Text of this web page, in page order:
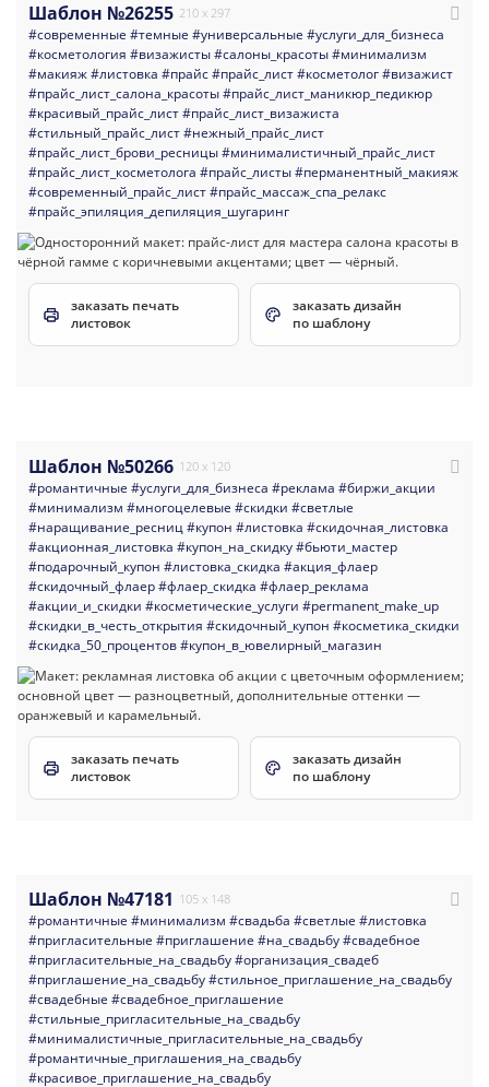
Шаблон №26255 210 x 297
#современные #темные #универсальные #услуги_для_бизнеса
#косметология #визажисты#салоны_красоты#минимализм
#макияж#листовка #прайс#прайс_лист#косметолог#визажист
#прайс_лист_салона_красоты#прайс_лист_маникюр_педикюр
#красивый_прайс_лист#прайс_лист_визажиста
#стильный_прайс_лист#нежный_прайс_лист
#прайс_лист_брови_ресницы#минималистичный_прайс_лист
#прайс_лист_косметолога #прайс_листы#перманентный_макияж
#современный_прайс_лист#прайс_массаж_спа_релакс
#прайс_эпиляция_депиляция_шугаринг
заказать печать
листовок
заказать дизайн
по шаблону
Шаблон №50266 120 x 120
#романтичные #услуги_для_бизнеса #реклама #биржи_акции
#минимализм #многоцелевые #скидки #светлые
#наращивание_ресниц#купон #листовка #скидочная_листовка
#акционная_листовка #купон_на_скидку#бьюти_мастер
#подарочный_купон #листовка_скидка #акция_флаер
#скидочный_флаер#флаер_скидка #флаер_реклама
#акции_и_скидки #косметические_услуги #permanent_make_up
#скидки_в_честь_открытия #скидочный_купон #косметика_скидки
#скидка_50_процентов#купон_в_ювелирный_магазин
заказать печать
листовок
заказать дизайн
по шаблону
Шаблон №47181 105 x 148
#романтичные #минимализм #свадьба #светлые #листовка
#пригласительные #приглашение #на_свадьбу#свадебное
#пригласительные_на_свадьбу#организация_свадеб
#приглашение_на_свадьбу#стильное_приглашение_на_свадьбу
#свадебные #свадебное_приглашение
#стильные_пригласительные_на_свадьбу
#минималистичные_пригласительные_на_свадьбу
#романтичные_приглашения_на_свадьбу
#красивое_приглашение_на_свадьбу